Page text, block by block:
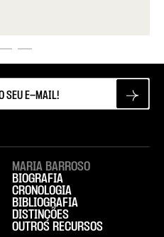
MARIA BARROSO
BIOGRAFIA
CRONOLOGIA
BIBLIOGRAFIA
DISTINÇÕES
OUTROS RECURSOS